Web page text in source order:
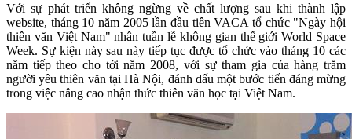
Với sự phát triển không ngừng về chất lượng sau khi thành lập
website, tháng 10 năm 2005 lần đầu tiên VACA tổ chức "Ngày hội
thiên văn Việt Nam" nhân tuần lễ không gian thế giới World Space
Week. Sự kiện này sau này tiếp tục được tổ chức vào tháng 10 các
năm tiếp theo cho tới năm 2008, với sự tham gia của hàng trăm
người yêu thiên văn tại Hà Nội, đánh dấu một bước tiến đáng mừng
trong việc nâng cao nhận thức thiên văn học tại Việt Nam.